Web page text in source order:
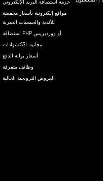
حزمة استضافة البريد الإلكتروني
مواقع إلكترونية بأسعار مخفضة
للأندية والجمعيات الخيرية
استضافة PHP أو ووردبريس
شهادات SSL مجانية
أسعار بوابة الدفع
وظائف متفرقة
العروض الترويجية الحالية